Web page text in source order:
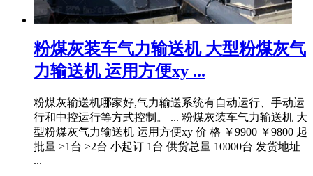
粉煤灰装车气力输送机 大型粉煤灰气
力输送机 运用方便xy ...
粉煤灰输送机哪家好,气力输送系统有自动运行、手动运
行和中控运行等方式控制。 ... 粉煤灰装车气力输送机 大
型粉煤灰气力输送机 运用方便xy 价 格 ￥9900 ￥9800 起
批量 ≥1台 ≥2台 小起订 1台 供货总量 10000台 发货地址
...